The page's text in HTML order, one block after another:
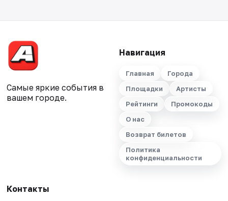
Самые яркие события в
вашем городе.
Навигация
Главная
Города
Площадки
Артисты
Рейтинги
Промокоды
О нас
Возврат билетов
Политика
конфиденциальности
Контакты